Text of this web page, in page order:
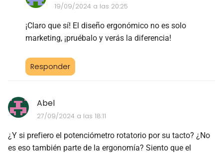
19/09/2024 a las 20:25
¡Claro que sí! El diseño ergonómico no es solo
marketing, ¡pruébalo y verás la diferencia!
Responder
Abel
27/09/2024 a las 18:11
¿Y si prefiero el potenciómetro rotatorio por su tacto? ¿No
es eso también parte de la ergonomía? Siento que el